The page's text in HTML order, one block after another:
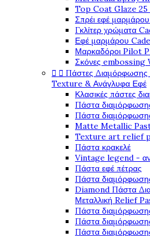
Top Coat Glaze 25
Σπρέι εφέ
Γκλίτερ χρώματα
Εφέ μαρμάρου
Μαρκαδόροι Pilot
Σκόνες embossing
  Πάστες
Texture & Ανάγλυφα Εφέ
Κλασικές πάστες
Πάστα
Πάστα
Matte Metallic
Texture art relief
Πάστα κρακελέ
Vintage legend -
Πάστα εφέ πέτρας
Πάστα διαμόρφωσης
Diamond Πάστα
Μεταλλική Relief
Πάστα
Πάστα
Πάστα